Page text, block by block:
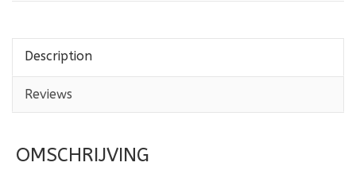
Description
Reviews
OMSCHRIJVING